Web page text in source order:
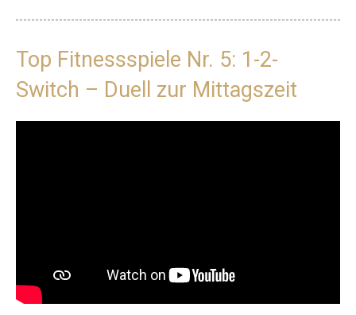
Top Fitnessspiele Nr. 5: 1-2-
Switch – Duell zur Mittagszeit